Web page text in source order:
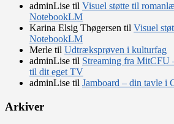
adminLise til Visuel støtte til
NotebookLM
Karina Elsig Thøgersen til Visuel
NotebookLM
Merle til Udtræksprøven i kulturfag
adminLise til Streaming fra MitCFU
til dit eget TV
adminLise til Jamboard – din tavle i
Arkiver